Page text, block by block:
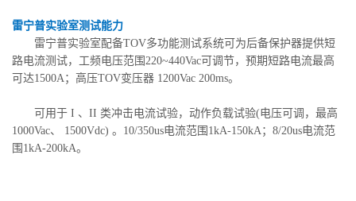
雷宁普实验室测试能力
雷宁普实验室配备TOV多功能测试系统可为后备保护器提供短
路电流测试，工频电压范围220~440Vac可调节，预期短路电流最高
可达1500A；高压TOV变压器 1200Vac 200ms。
可用于 I 、II 类冲击电流试验，动作负载试验(电压可调，最高
1000Vac、 1500Vdc) 。10/350us电流范围1kA-150kA；8/20us电流范
围1kA-200kA。